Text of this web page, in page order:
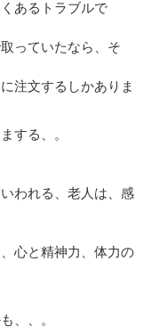
あるトラブルで
っていたなら、そ
注文するしかありま
する、。
われる、老人は、感
心と精神力、体力の
、、。